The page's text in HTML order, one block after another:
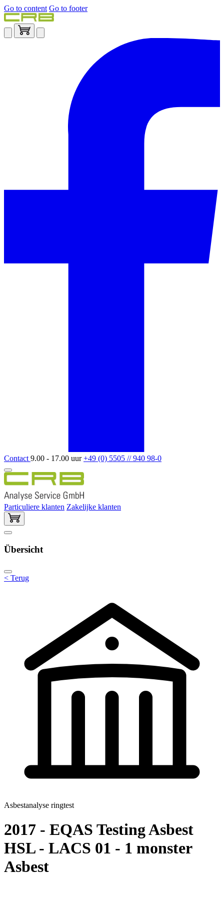
Go to content Go to footer
Contact 9.00 - 17.00 uur+49 (0) 5505 // 940 98-0
Particuliere klanten Zakelijke klanten
Übersicht
< Terug
Asbestanalyse ringtest
2017 - EQAS Testing Asbest
HSL - LACS 01 - 1 monster
Asbest